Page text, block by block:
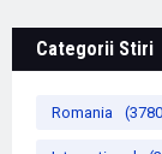
Categorii Stiri
Romania